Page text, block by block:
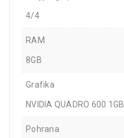
4/4
RAM
8GB
Grafika
NVIDIA QUADRO 600 1GB
Pohrana